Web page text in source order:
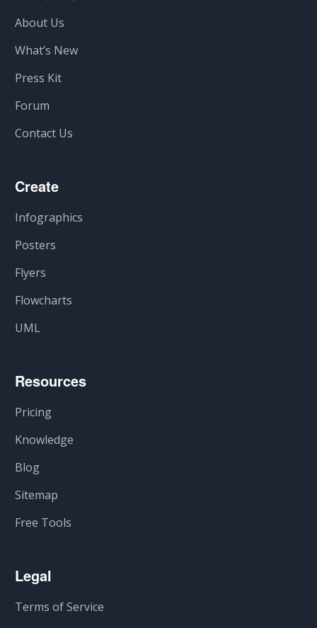
About Us
What’s New
Press Kit
Forum
Contact Us
Create
Infographics
Posters
Flyers
Flowcharts
UML
Resources
Pricing
Knowledge
Blog
Sitemap
Free Tools
Legal
Terms of Service